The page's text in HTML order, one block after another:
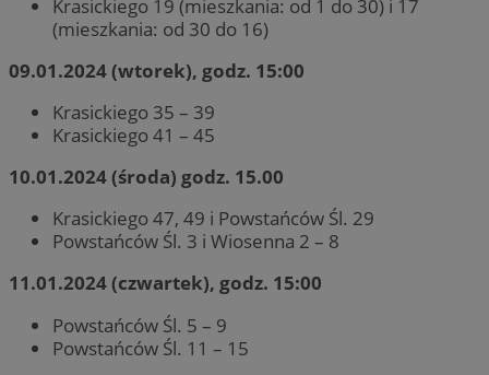
Krasickiego 19 (mieszkania: od 1 do 30) i 17
(mieszkania: od 30 do 16)
09.01.2024 (wtorek), godz. 15:00
Krasickiego 35 – 39
Krasickiego 41 – 45
10.01.2024 (środa) godz. 15.00
Krasickiego 47, 49 i Powstańców Śl. 29
Powstańców Śl. 3 i Wiosenna 2 – 8
11.01.2024 (czwartek), godz. 15:00
Powstańców Śl. 5 – 9
Powstańców Śl. 11 – 15